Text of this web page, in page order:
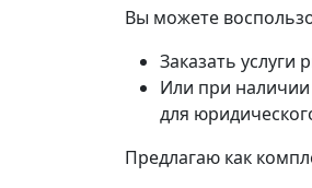
Вы можете
Заказать услуги
Или при наличии
для
Предлагаю как